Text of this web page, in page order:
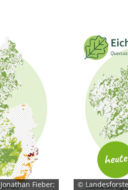
Fieber;
©